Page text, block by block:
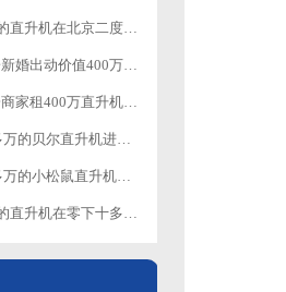
价值400万的直升机在北京二度开展空中巡检
泰安小伙子新婚出动价值400万的直升机助阵
济南章丘一商家租400万直升机进行空中飞行
价值2000多万的贝尔直升机进行空中巡检
价值2000多万的小松鼠直升机空中吊装茶树
价值400万的直升机在零下十多度的北京继续航测